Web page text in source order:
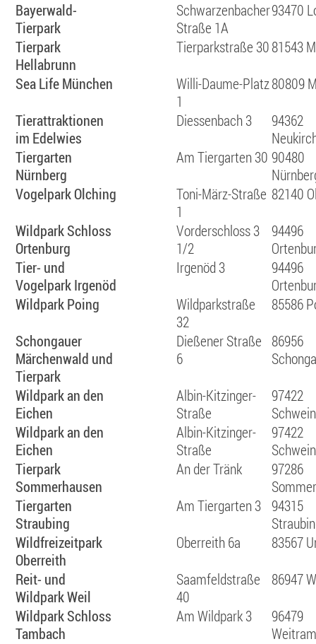
Bayerwald-
Tierpark
Schwarzenbacher
Straße 1A
93470
Tierpark
Hellabrunn
Tierparkstraße 3081543
Sea Life München
Willi-Daume-Platz
1
80809
Tierattraktionen
im Edelwies
Diessenbach 3
94362
Tiergarten
Nürnberg
Am Tiergarten 30 90480
Vogelpark Olching
Toni-März-Straße
1
82140
Wildpark Schloss
Ortenburg
Vorderschloss 3
1/2
94496
Tier- und
Vogelpark Irgenöd
Irgenöd 3
94496
Wildpark Poing
Wildparkstraße
32
85586
Schongauer
Märchenwald und
Tierpark
Dießener Straße
6
86956
Wildpark an den
Eichen
Albin-Kitzinger-
Straße
97422
Wildpark an den
Eichen
Albin-Kitzinger-
Straße
97422
Tierpark
Sommerhausen
An der Tränk
97286
Tiergarten
Straubing
Am Tiergarten 3 94315
Wildfreizeitpark
Oberreith
Oberreith 6a
83567
Reit- und
Wildpark Weil
Saamfeldstraße
40
86947
Wildpark Schloss
Tambach
Am Wildpark 3
96479